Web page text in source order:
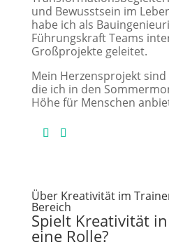
und Bewusstsein im
habe ich als
Führungskraft Teams
Großprojekte geleitet.
Mein Herzensprojekt sind
die ich in den
Höhe für Menschen
Über Kreativität im
Bereich
Spielt Kreativität
eine Rolle?